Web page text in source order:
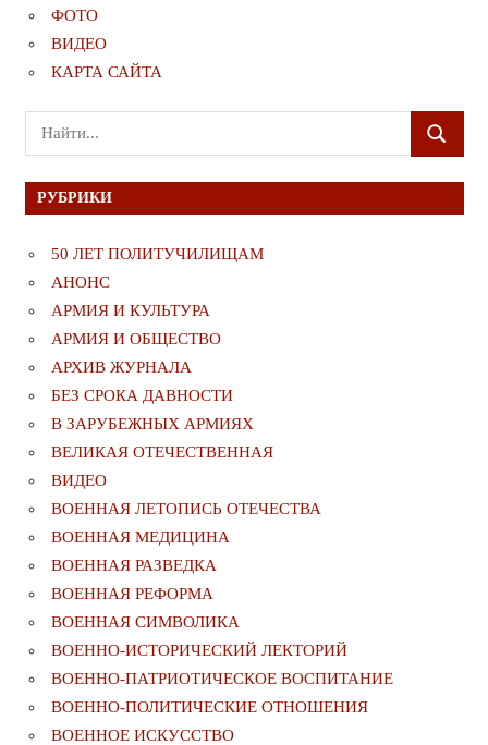
ФОТО
ВИДЕО
КАРТА САЙТА
Поиск
для:
ПОИСК
РУБРИКИ
50 ЛЕТ ПОЛИТУЧИЛИЩАМ
АНОНС
АРМИЯ И КУЛЬТУРА
АРМИЯ И ОБЩЕСТВО
АРХИВ ЖУРНАЛА
БЕЗ СРОКА ДАВНОСТИ
В ЗАРУБЕЖНЫХ АРМИЯХ
ВЕЛИКАЯ ОТЕЧЕСТВЕННАЯ
ВИДЕО
ВОЕННАЯ ЛЕТОПИСЬ ОТЕЧЕСТВА
ВОЕННАЯ МЕДИЦИНА
ВОЕННАЯ РАЗВЕДКА
ВОЕННАЯ РЕФОРМА
ВОЕННАЯ СИМВОЛИКА
ВОЕННО-ИСТОРИЧЕСКИЙ ЛЕКТОРИЙ
ВОЕННО-ПАТРИОТИЧЕСКОЕ ВОСПИТАНИЕ
ВОЕННО-ПОЛИТИЧЕСКИE ОТНОШЕНИЯ
ВОЕННОЕ ИСКУССТВО